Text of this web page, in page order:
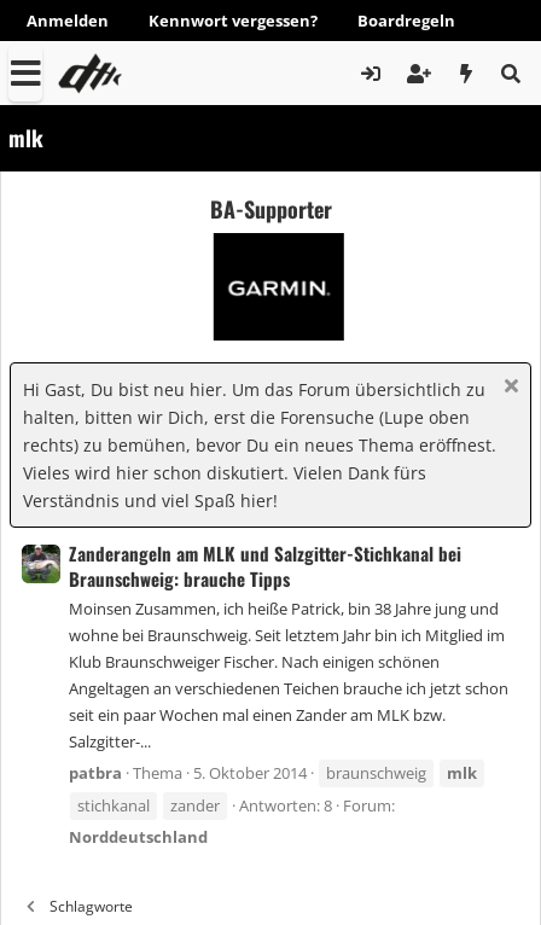
Anmelden Kennwort vergessen? Boardregeln
mlk
BA-Supporter
Hi Gast, Du bist neu hier. Um das Forum übersichtlich zu
halten, bitten wir Dich, erst die Forensuche (Lupe oben
rechts) zu bemühen, bevor Du ein neues Thema eröffnest.
Vieles wird hier schon diskutiert. Vielen Dank fürs
Verständnis und viel Spaß hier!
Zanderangeln am MLK und Salzgitter-Stichkanal bei
Braunschweig: brauche Tipps
Moinsen Zusammen, ich heiße Patrick, bin 38 Jahre jung und
wohne bei Braunschweig. Seit letztem Jahr bin ich Mitglied im
Klub Braunschweiger Fischer. Nach einigen schönen
Angeltagen an verschiedenen Teichen brauche ich jetzt schon
seit ein paar Wochen mal einen Zander am MLK bzw.
Salzgitter-...
patbra Thema 5. Oktober 2014 braunschweig
mlk
stichkanal
zander Antworten: 8 Forum:
Norddeutschland
Schlagworte